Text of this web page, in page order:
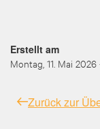
Erstellt am
Montag, 11. Mai
Zurück zur